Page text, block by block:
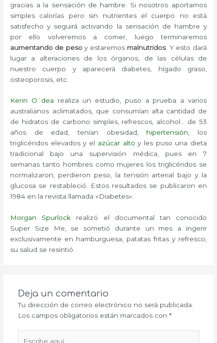
gracias a la sensación de hambre. Si nosotros aportamos
simples calorías pero sin nutrientes el cuerpo no está
satisfecho y seguirá activando la sensación de hambre y
por ello volveremos a comer, luego terminaremos
aumentando de pesoy estaremos malnutridos. Y esto dará
lugar a alteraciones de los órganos, de las células de
nuestro cuerpo y aparecerá diabetes, hígado graso,
osteoporosis, etc.
Kerin O´dea realiza un estudio, puso a prueba a varios
australianos aclimatados, que consumían alta cantidad de
de hidratos de carbono simples, refrescos, alcohol… de 53
años de edad, tenían obesidad, hipertensión, los
triglicéridos elevados y el azúcar alto y les puso una dieta
tradicional bajo una supervisión médica, pues en 7
semanas tanto hombres como mujeres los triglicéridos se
normalizaron, perdieron peso, la tensión arterial bajo y la
glucosa se restableció. Estos resultados se publicaron en
1984 en la revista llamada «Diabetes».
Morgan Spurlock realizó el documental tan conocido
Super Size Me, se sometió durante un mes a ingerir
exclusivamente en hamburguesa, patatas fritas y refresco,
su salud se resintió.
Deja un comentario
Tu dirección de correo electrónico no será publicada.
Los campos obligatorios están marcados con *